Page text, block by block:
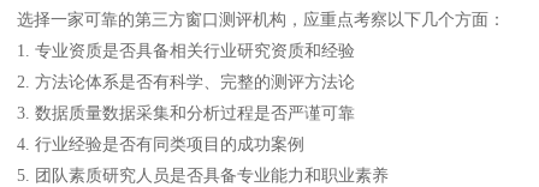
选择一家可靠的第三方窗口测评机构，应重点考察以下几个方面：
1. 专业资质是否具备相关行业研究资质和经验
2. 方法论体系是否有科学、完整的测评方法论
3. 数据质量数据采集和分析过程是否严谨可靠
4. 行业经验是否有同类项目的成功案例
5. 团队素质研究人员是否具备专业能力和职业素养